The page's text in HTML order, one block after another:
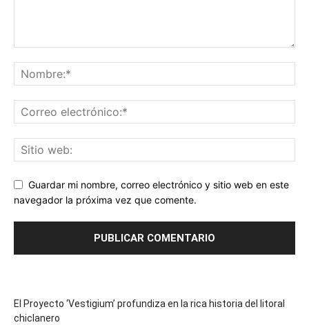
Guardar mi nombre, correo electrónico y sitio web en este
navegador la próxima vez que comente.
El Proyecto ‘Vestigium’ profundiza en la rica historia del litoral
chiclanero